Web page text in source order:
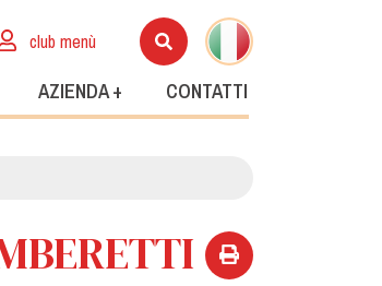
club menù
AZIENDA + CONTATTI